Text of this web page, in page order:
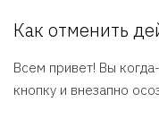
Как отменить
Всем привет! Вы
кнопку и внезапно